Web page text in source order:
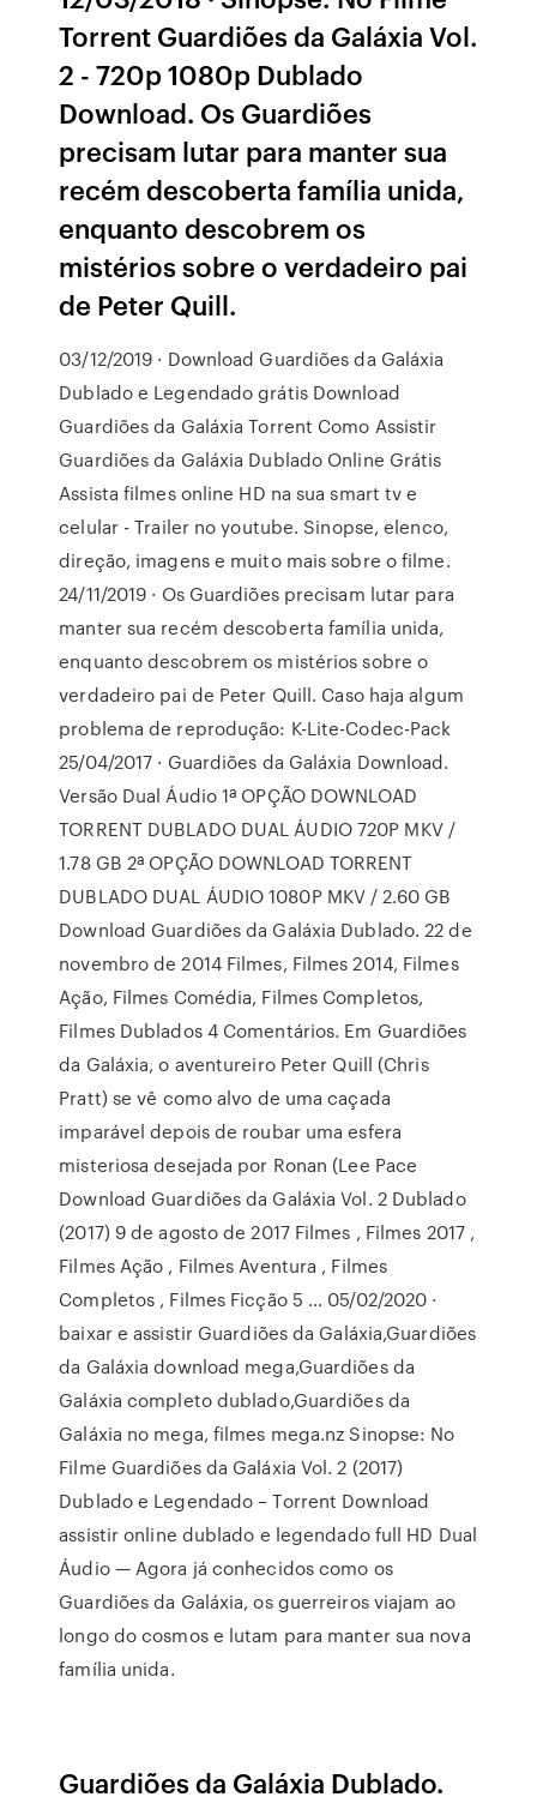
Torrent Guardiões da Galáxia Vol.
2 - 720p 1080p Dublado
Download. Os Guardiões
precisam lutar para manter sua
recém descoberta família unida,
enquanto descobrem os
mistérios sobre o verdadeiro pai
de Peter Quill.
03/12/2019 · Download Guardiões da Galáxia
Dublado e Legendado grátis Download
Guardiões da Galáxia Torrent Como Assistir
Guardiões da Galáxia Dublado Online Grátis
Assista filmes online HD na sua smart tv e
celular - Trailer no youtube. Sinopse, elenco,
direção, imagens e muito mais sobre o filme.
24/11/2019 · Os Guardiões precisam lutar para
manter sua recém descoberta família unida,
enquanto descobrem os mistérios sobre o
verdadeiro pai de Peter Quill. Caso haja algum
problema de reprodução: K-Lite-Codec-Pack
25/04/2017 · Guardiões da Galáxia Download.
Versão Dual Áudio 1ª OPÇÃO DOWNLOAD
TORRENT DUBLADO DUAL ÁUDIO 720P MKV /
1.78 GB 2ª OPÇÃO DOWNLOAD TORRENT
DUBLADO DUAL ÁUDIO 1080P MKV / 2.60 GB
Download Guardiões da Galáxia Dublado. 22 de
novembro de 2014 Filmes, Filmes 2014, Filmes
Ação, Filmes Comédia, Filmes Completos,
Filmes Dublados 4 Comentários. Em Guardiões
da Galáxia, o aventureiro Peter Quill (Chris
Pratt) se vê como alvo de uma caçada
imparável depois de roubar uma esfera
misteriosa desejada por Ronan (Lee Pace
Download Guardiões da Galáxia Vol. 2 Dublado
(2017) 9 de agosto de 2017 Filmes , Filmes 2017 ,
Filmes Ação , Filmes Aventura , Filmes
Completos , Filmes Ficção 5 … 05/02/2020 ·
baixar e assistir Guardiões da Galáxia,Guardiões
da Galáxia download mega,Guardiões da
Galáxia completo dublado,Guardiões da
Galáxia no mega, filmes mega.nz Sinopse: No
Filme Guardiões da Galáxia Vol. 2 (2017)
Dublado e Legendado – Torrent Download
assistir online dublado e legendado full HD Dual
Áudio — Agora já conhecidos como os
Guardiões da Galáxia, os guerreiros viajam ao
longo do cosmos e lutam para manter sua nova
família unida.
Guardiões da Galáxia Dublado.